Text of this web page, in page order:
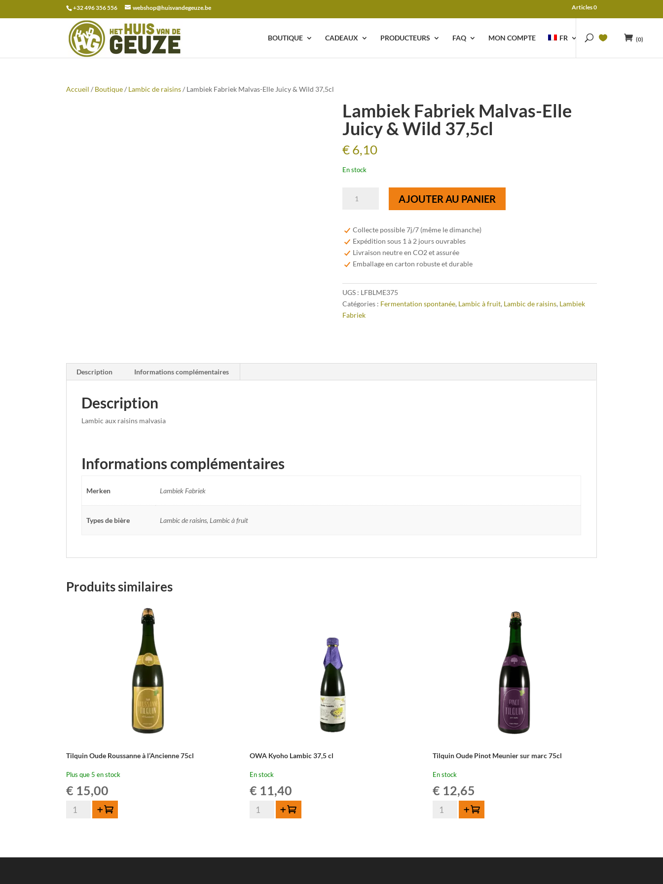
+32 496 356 556 webshop@huisvandegeuze.be Articles 0
BOUTIQUE CADEAUX PRODUCTEURS FAQ MON COMPTE FR (0)
Recherche
pour :
Accueil / Boutique/ Lambic de raisins/ Lambiek Fabriek Malvas-Elle Juicy & Wild 37,5cl
Lambiek Fabriek Malvas-Elle
Juicy & Wild 37,5cl
€6,10
En stock
Fabriek
Malvas-
Elle
Juicy
Wild
37,5cl
AJOUTER AU PANIER
Collecte possible 7j/7 (même le dimanche)
Expédition sous 1 à 2 jours ouvrables
Livraison neutre en CO2 et assurée
Emballage en carton robuste et durable
UGS : LFBLME375
Catégories : Fermentation spontanée, Lambic à fruit, Lambic de raisins, Lambiek
Fabriek
Description Informations complémentaires
Description
Lambic aux raisins malvasia
Informations complémentaires
Merken Lambiek Fabriek
Types de bière Lambic de raisins, Lambic à fruit
Produits similaires
Tilquin Oude Roussanne à l’Ancienne 75cl
Plus que 5 en stock
€ 15,00
quantité
Ajouter au panier
OWA Kyoho Lambic 37,5 cl
En stock
€ 11,40
quantité
Ajouter au panier
Tilquin Oude Pinot Meunier sur marc 75cl
En stock
€ 12,65
quantité
Ajouter au panier